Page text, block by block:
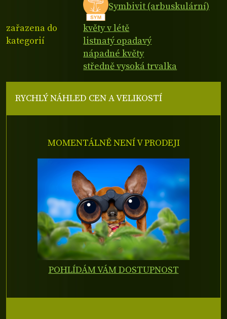
Symbivit (arbuskulární)
zařazena do
kategorií
květy v létě
listnatý opadavý
nápadné květy
středně vysoká trvalka
RYCHLÝ NÁHLED CEN A VELIKOSTÍ
MOMENTÁLNĚ NENÍ V PRODEJI
POHLÍDÁM VÁM DOSTUPNOST